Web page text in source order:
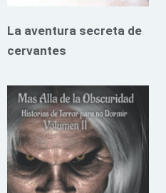
La aventura secreta de
cervantes